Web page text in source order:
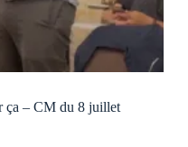
ça – CM du 8 juillet